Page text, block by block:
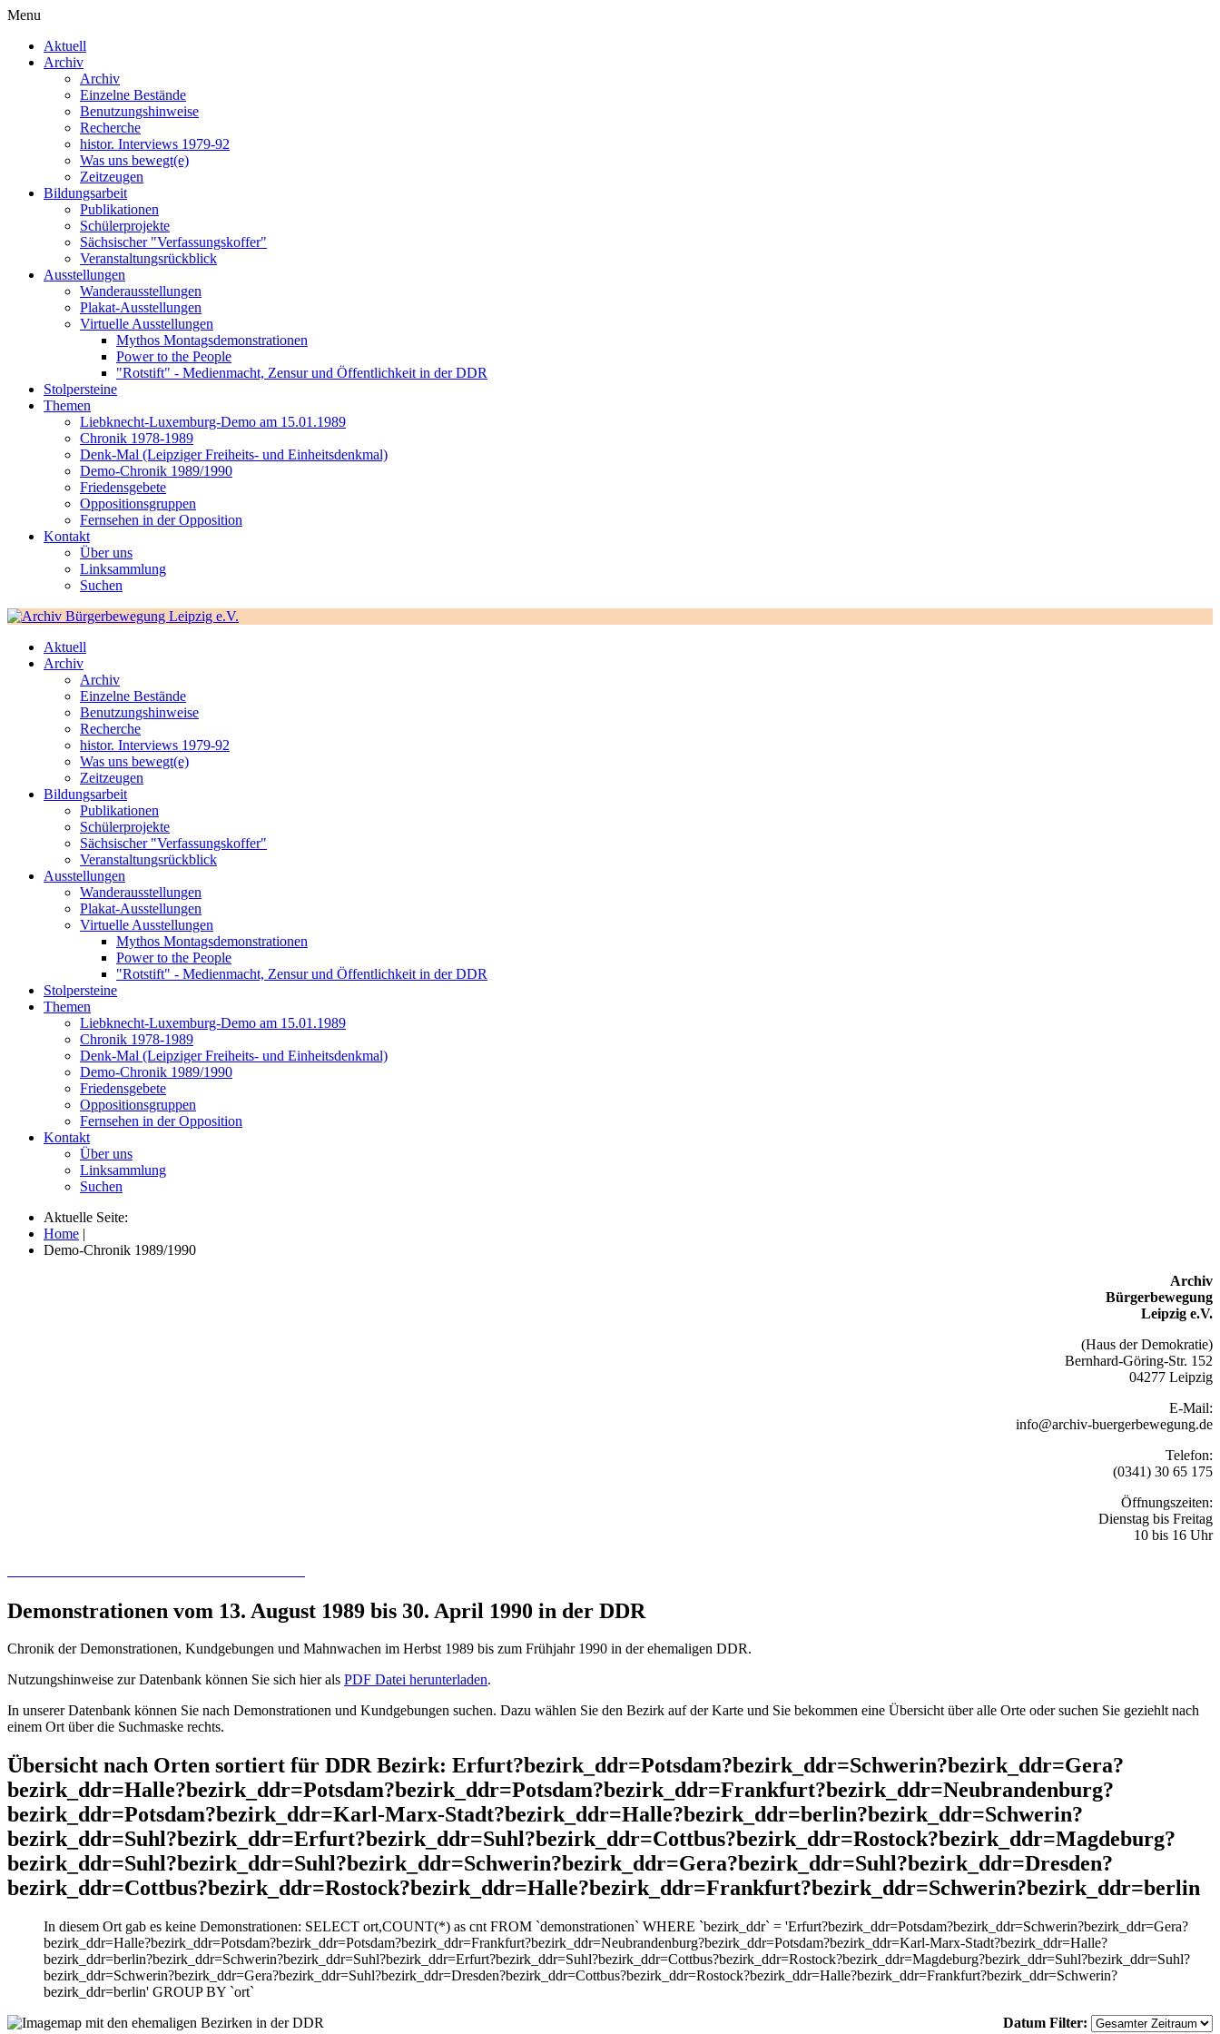
Menu
Aktuell
Archiv
Archiv
Einzelne Bestände
Benutzungshinweise
Recherche
histor. Interviews 1979-92
Was uns bewegt(e)
Zeitzeugen
Bildungsarbeit
Publikationen
Schülerprojekte
Sächsischer "Verfassungskoffer"
Veranstaltungsrückblick
Ausstellungen
Wanderausstellungen
Plakat-Ausstellungen
Virtuelle Ausstellungen
Mythos Montagsdemonstrationen
Power to the People
"Rotstift" - Medienmacht, Zensur und Öffentlichkeit in der DDR
Stolpersteine
Themen
Liebknecht-Luxemburg-Demo am 15.01.1989
Chronik 1978-1989
Denk-Mal (Leipziger Freiheits- und Einheitsdenkmal)
Demo-Chronik 1989/1990
Friedensgebete
Oppositionsgruppen
Fernsehen in der Opposition
Kontakt
Über uns
Linksammlung
Suchen
Aktuell
Archiv
Archiv
Einzelne Bestände
Benutzungshinweise
Recherche
histor. Interviews 1979-92
Was uns bewegt(e)
Zeitzeugen
Bildungsarbeit
Publikationen
Schülerprojekte
Sächsischer "Verfassungskoffer"
Veranstaltungsrückblick
Ausstellungen
Wanderausstellungen
Plakat-Ausstellungen
Virtuelle Ausstellungen
Mythos Montagsdemonstrationen
Power to the People
"Rotstift" - Medienmacht, Zensur und Öffentlichkeit in der DDR
Stolpersteine
Themen
Liebknecht-Luxemburg-Demo am 15.01.1989
Chronik 1978-1989
Denk-Mal (Leipziger Freiheits- und Einheitsdenkmal)
Demo-Chronik 1989/1990
Friedensgebete
Oppositionsgruppen
Fernsehen in der Opposition
Kontakt
Über uns
Linksammlung
Suchen
Aktuelle Seite:
Home |
Demo-Chronik 1989/1990
Archiv
Bürgerbewegung
Leipzig e.V.
(Haus der Demokratie)
Bernhard-Göring-Str. 152
04277 Leipzig
E-Mail:
info@archiv-buergerbewegung.de
Telefon:
(0341) 30 65 175
Öffnungszeiten:
Dienstag bis Freitag
10 bis 16 Uhr
Demonstrationen vom 13. August 1989 bis 30. April 1990 in der DDR
Chronik der Demonstrationen, Kundgebungen und Mahnwachen im Herbst 1989 bis zum Frühjahr 1990 in der ehemaligen DDR.
Nutzungshinweise zur Datenbank können Sie sich hier als PDF Datei herunterladen.
In unserer Datenbank können Sie nach Demonstrationen und Kundgebungen suchen. Dazu wählen Sie den Bezirk auf der Karte und Sie bekommen eine Übersicht über alle Orte oder suchen Sie geziehlt nach
einem Ort über die Suchmaske rechts.
Übersicht nach Orten sortiert für DDR Bezirk: Erfurt?bezirk_ddr=Potsdam?bezirk_ddr=Schwerin?bezirk_ddr=Gera?
bezirk_ddr=Halle?bezirk_ddr=Potsdam?bezirk_ddr=Potsdam?bezirk_ddr=Frankfurt?bezirk_ddr=Neubrandenburg?
bezirk_ddr=Potsdam?bezirk_ddr=Karl-Marx-Stadt?bezirk_ddr=Halle?bezirk_ddr=berlin?bezirk_ddr=Schwerin?
bezirk_ddr=Suhl?bezirk_ddr=Erfurt?bezirk_ddr=Suhl?bezirk_ddr=Cottbus?bezirk_ddr=Rostock?bezirk_ddr=Magdeburg?
bezirk_ddr=Suhl?bezirk_ddr=Suhl?bezirk_ddr=Schwerin?bezirk_ddr=Gera?bezirk_ddr=Suhl?bezirk_ddr=Dresden?
bezirk_ddr=Cottbus?bezirk_ddr=Rostock?bezirk_ddr=Halle?bezirk_ddr=Frankfurt?bezirk_ddr=Schwerin?bezirk_ddr=berlin
In diesem Ort gab es keine Demonstrationen: SELECT ort,COUNT(*) as cnt FROM `demonstrationen` WHERE `bezirk_ddr` = 'Erfurt?bezirk_ddr=Potsdam?bezirk_ddr=Schwerin?bezirk_ddr=Gera?
bezirk_ddr=Halle?bezirk_ddr=Potsdam?bezirk_ddr=Potsdam?bezirk_ddr=Frankfurt?bezirk_ddr=Neubrandenburg?bezirk_ddr=Potsdam?bezirk_ddr=Karl-Marx-Stadt?bezirk_ddr=Halle?
bezirk_ddr=berlin?bezirk_ddr=Schwerin?bezirk_ddr=Suhl?bezirk_ddr=Erfurt?bezirk_ddr=Suhl?bezirk_ddr=Cottbus?bezirk_ddr=Rostock?bezirk_ddr=Magdeburg?bezirk_ddr=Suhl?bezirk_ddr=Suhl?
bezirk_ddr=Schwerin?bezirk_ddr=Gera?bezirk_ddr=Suhl?bezirk_ddr=Dresden?bezirk_ddr=Cottbus?bezirk_ddr=Rostock?bezirk_ddr=Halle?bezirk_ddr=Frankfurt?bezirk_ddr=Schwerin?
bezirk_ddr=berlin' GROUP BY `ort`
Datum Filter: